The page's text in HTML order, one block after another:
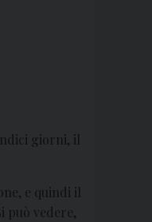
giorni, il
e quindi il
può vedere,